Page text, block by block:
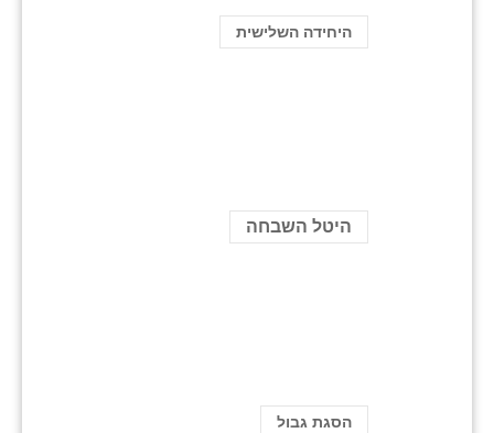
היחידה השלישית
היטל השבחה
הסגת גבול